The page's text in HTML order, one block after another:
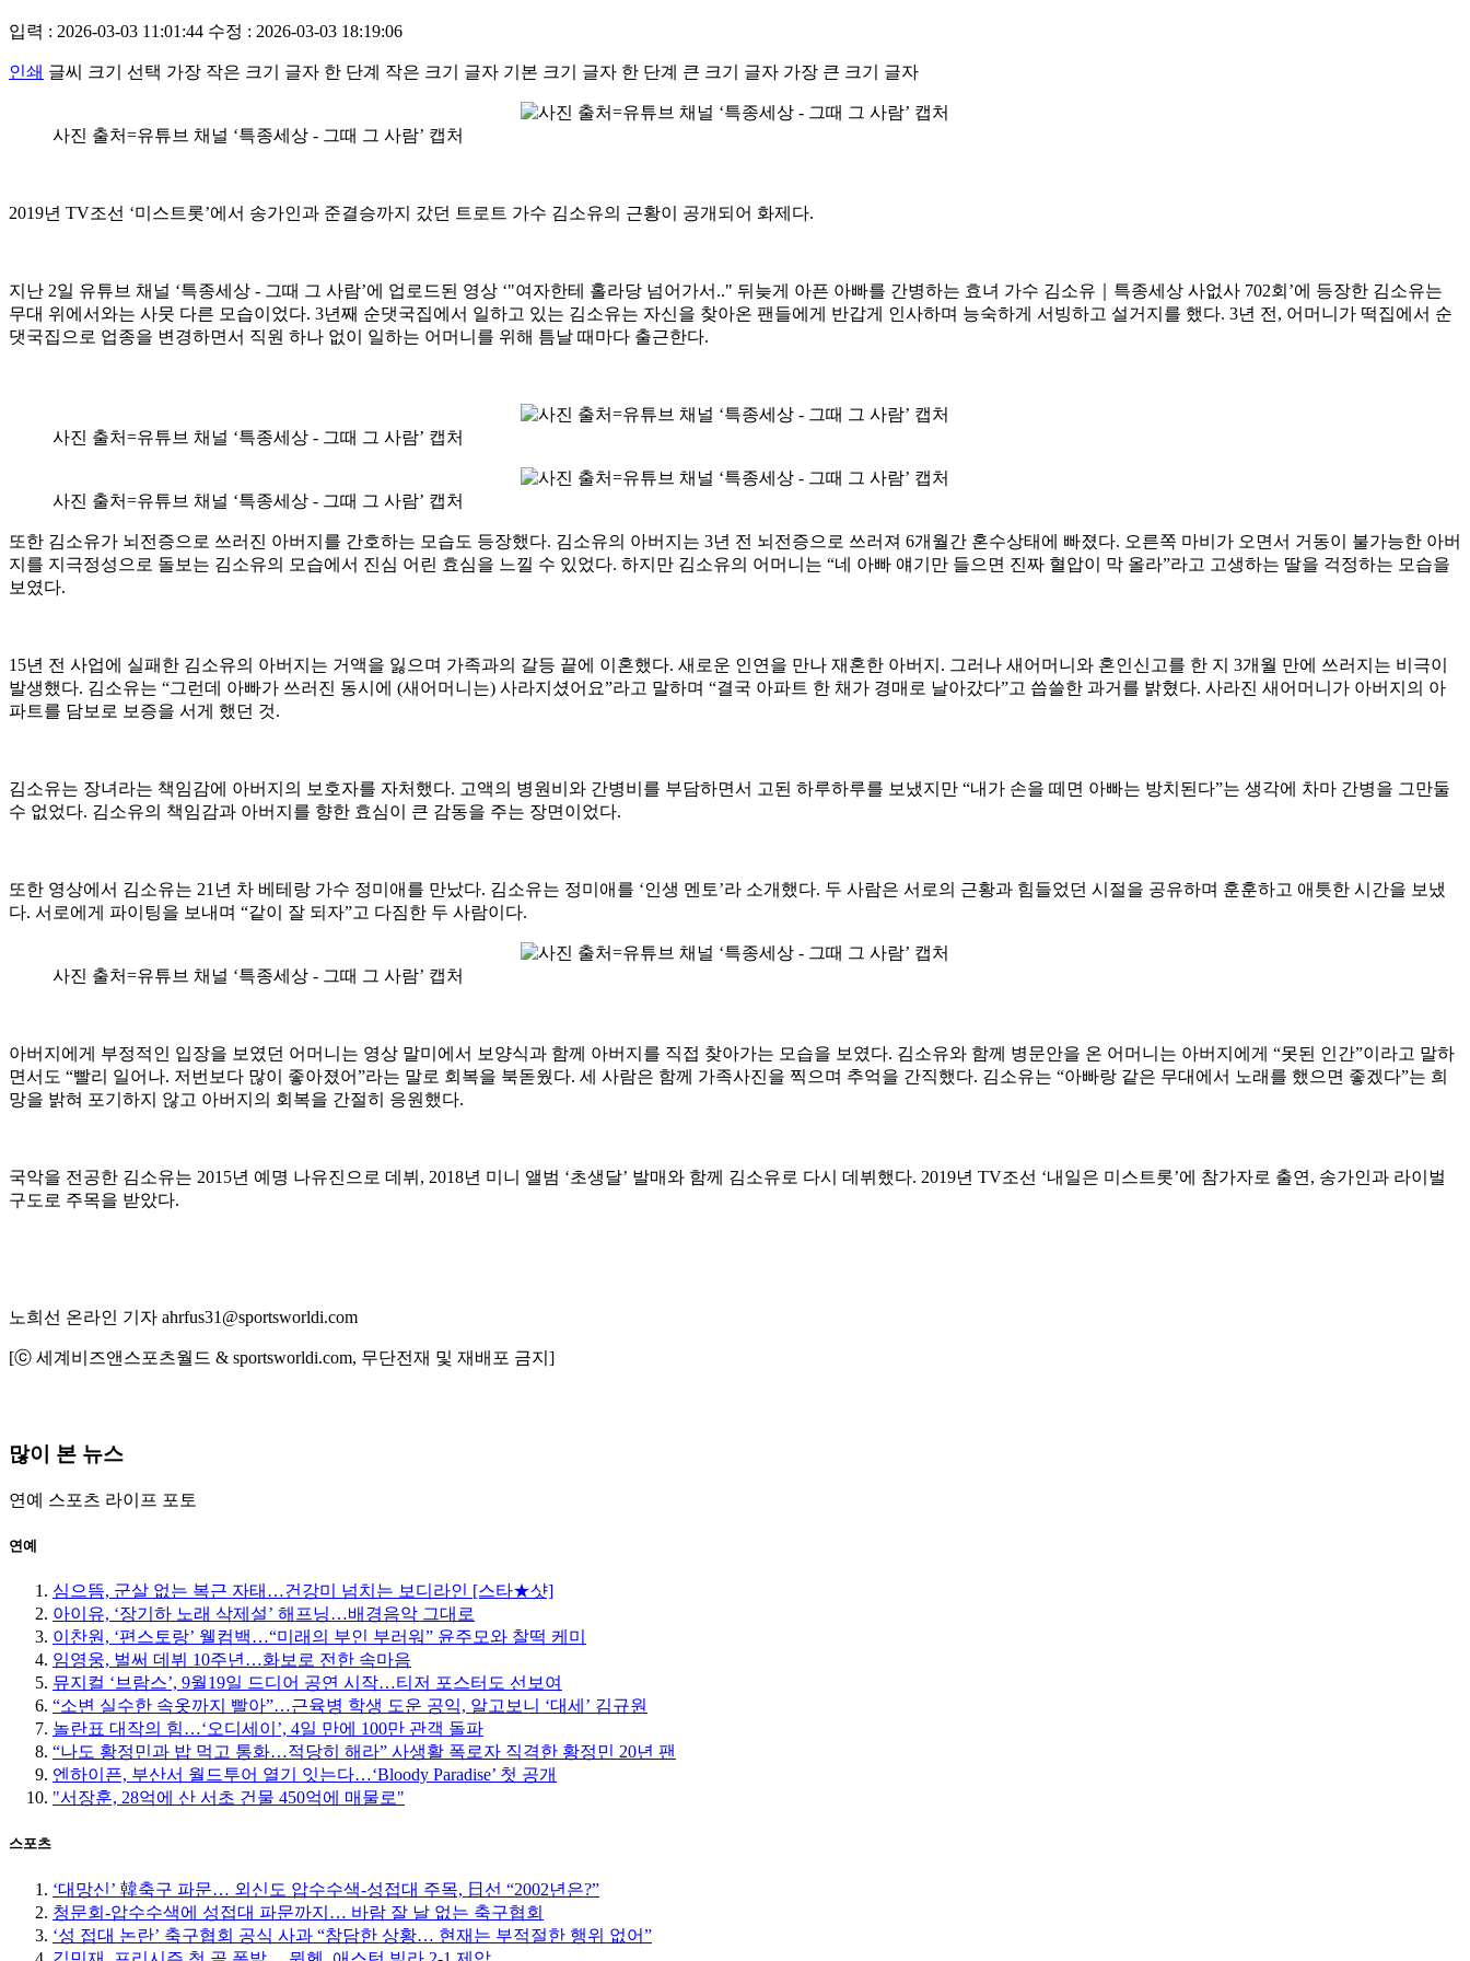
입력 : 2026-03-03 11:01:44 수정 : 2026-03-03 18:19:06
인쇄 글씨 크기 선택 가장 작은 크기 글자 한 단계 작은 크기 글자 기본 크기 글자 한 단계 큰 크기 글자 가장 큰 크기 글자
사진 출처=유튜브 채널 ‘특종세상 - 그때 그 사람’ 캡처
2019년 TV조선 ‘미스트롯’에서 송가인과 준결승까지 갔던 트로트 가수 김소유의 근황이 공개되어 화제다.
지난 2일 유튜브 채널 ‘특종세상 - 그때 그 사람’에 업로드된 영상 ‘"여자한테 홀라당 넘어가서.." 뒤늦게 아픈 아빠를 간병하는 효녀 가수 김소유｜특종세상 사없사 702회’에 등장한 김소유는
무대 위에서와는 사뭇 다른 모습이었다. 3년째 순댓국집에서 일하고 있는 김소유는 자신을 찾아온 팬들에게 반갑게 인사하며 능숙하게 서빙하고 설거지를 했다. 3년 전, 어머니가 떡집에서 순
댓국집으로 업종을 변경하면서 직원 하나 없이 일하는 어머니를 위해 틈날 때마다 출근한다.
사진 출처=유튜브 채널 ‘특종세상 - 그때 그 사람’ 캡처
사진 출처=유튜브 채널 ‘특종세상 - 그때 그 사람’ 캡처
또한 김소유가 뇌전증으로 쓰러진 아버지를 간호하는 모습도 등장했다. 김소유의 아버지는 3년 전 뇌전증으로 쓰러져 6개월간 혼수상태에 빠졌다. 오른쪽 마비가 오면서 거동이 불가능한 아버
지를 지극정성으로 돌보는 김소유의 모습에서 진심 어린 효심을 느낄 수 있었다. 하지만 김소유의 어머니는 “네 아빠 얘기만 들으면 진짜 혈압이 막 올라”라고 고생하는 딸을 걱정하는 모습을
보였다.
15년 전 사업에 실패한 김소유의 아버지는 거액을 잃으며 가족과의 갈등 끝에 이혼했다. 새로운 인연을 만나 재혼한 아버지. 그러나 새어머니와 혼인신고를 한 지 3개월 만에 쓰러지는 비극이
발생했다. 김소유는 “그런데 아빠가 쓰러진 동시에 (새어머니는) 사라지셨어요”라고 말하며 “결국 아파트 한 채가 경매로 날아갔다”고 씁쓸한 과거를 밝혔다. 사라진 새어머니가 아버지의 아
파트를 담보로 보증을 서게 했던 것.
김소유는 장녀라는 책임감에 아버지의 보호자를 자처했다. 고액의 병원비와 간병비를 부담하면서 고된 하루하루를 보냈지만 “내가 손을 떼면 아빠는 방치된다”는 생각에 차마 간병을 그만둘
수 없었다. 김소유의 책임감과 아버지를 향한 효심이 큰 감동을 주는 장면이었다.
또한 영상에서 김소유는 21년 차 베테랑 가수 정미애를 만났다. 김소유는 정미애를 ‘인생 멘토’라 소개했다. 두 사람은 서로의 근황과 힘들었던 시절을 공유하며 훈훈하고 애틋한 시간을 보냈
다. 서로에게 파이팅을 보내며 “같이 잘 되자”고 다짐한 두 사람이다.
사진 출처=유튜브 채널 ‘특종세상 - 그때 그 사람’ 캡처
아버지에게 부정적인 입장을 보였던 어머니는 영상 말미에서 보양식과 함께 아버지를 직접 찾아가는 모습을 보였다. 김소유와 함께 병문안을 온 어머니는 아버지에게 “못된 인간”이라고 말하
면서도 “빨리 일어나. 저번보다 많이 좋아졌어”라는 말로 회복을 북돋웠다. 세 사람은 함께 가족사진을 찍으며 추억을 간직했다. 김소유는 “아빠랑 같은 무대에서 노래를 했으면 좋겠다”는 희
망을 밝혀 포기하지 않고 아버지의 회복을 간절히 응원했다.
국악을 전공한 김소유는 2015년 예명 나유진으로 데뷔, 2018년 미니 앨범 ‘초생달’ 발매와 함께 김소유로 다시 데뷔했다. 2019년 TV조선 ‘내일은 미스트롯’에 참가자로 출연, 송가인과 라이벌
구도로 주목을 받았다.
노희선 온라인 기자 ahrfus31@sportsworldi.com
[ⓒ 세계비즈앤스포츠월드 & sportsworldi.com, 무단전재 및 재배포 금지]
많이 본 뉴스
연예 스포츠 라이프 포토
연예
심으뜸, 군살 없는 복근 자태…건강미 넘치는 보디라인 [스타★샷]
아이유, ‘장기하 노래 삭제설’ 해프닝…배경음악 그대로
이찬원, ‘편스토랑’ 웰컴백…“미래의 부인 부러워” 윤주모와 찰떡 케미
임영웅, 벌써 데뷔 10주년…화보로 전한 속마음
뮤지컬 ‘브람스’, 9월19일 드디어 공연 시작…티저 포스터도 선보여
“소변 실수한 속옷까지 빨아”…근육병 학생 도운 공익, 알고보니 ‘대세’ 김규원
놀란표 대작의 힘…‘오디세이’, 4일 만에 100만 관객 돌파
“나도 황정민과 밥 먹고 통화…적당히 해라” 사생활 폭로자 직격한 황정민 20년 팬
엔하이픈, 부산서 월드투어 열기 잇는다…‘Bloody Paradise’ 첫 공개
"서장훈, 28억에 산 서초 건물 450억에 매물로"
스포츠
‘대망신’ 韓축구 파문… 외신도 압수수색-성접대 주목, 日선 “2002년은?”
청문회-압수수색에 성접대 파문까지… 바람 잘 날 없는 축구협회
‘성 접대 논란’ 축구협회 공식 사과 “참담한 상황… 현재는 부적절한 행위 없어”